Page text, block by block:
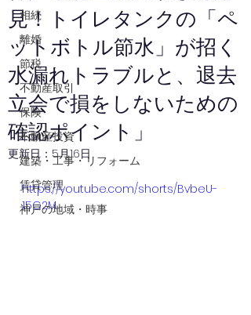
相続
離婚
節税
不動産取引
保険
不動産投資
建築・工事・リフォーム
賃貸管理
神戸の地域・時事
見！トイレタンクの「ペ
ットボトル節水」が招く
水漏れトラブルと、退去
立会で損をしないための
確認ポイント」
更新日： 5月16日
https://youtube.com/shorts/BvbeU-
15G2M